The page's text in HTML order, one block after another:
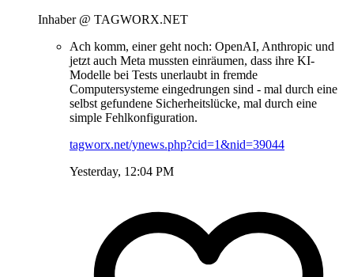
Inhaber @ TAGWORX.NET
Ach komm, einer geht noch: OpenAI, Anthropic und
jetzt auch Meta mussten einräumen, dass ihre KI-
Modelle bei Tests unerlaubt in fremde
Computersysteme eingedrungen sind - mal durch eine
selbst gefundene Sicherheitslücke, mal durch eine
simple Fehlkonfiguration.
tagworx.net/ynews.php?cid=1&nid=39044
Yesterday, 12:04 PM